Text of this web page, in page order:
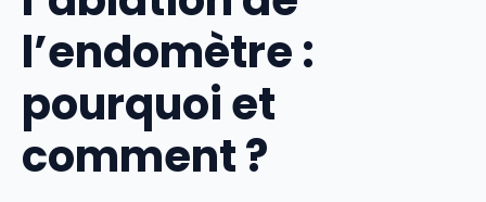
l’endomètre:
pourquoi et
comment ?